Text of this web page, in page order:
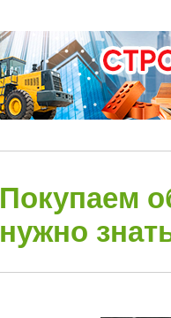
Покупаем
нужно